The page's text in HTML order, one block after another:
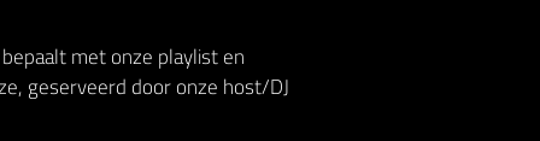
met onze playlist en
geserveerd door onze host/DJ